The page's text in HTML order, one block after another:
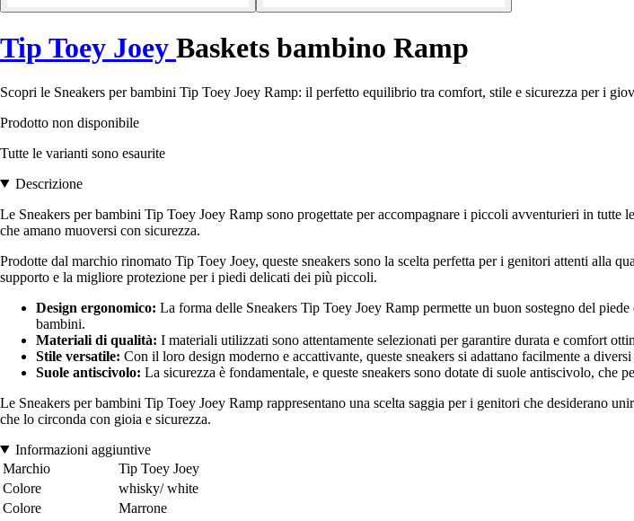
Tip Toey Joey Baskets bambino Ramp
Scopri le Sneakers per bambini Tip Toey Joey Ramp: il perfetto equilibrio tra comfort, stile e sicurezza per i
Prodotto non disponibile
Tutte le varianti sono esaurite
Descrizione
Le Sneakers per bambini Tip Toey Joey Ramp sono progettate per accompagnare i piccoli avventurieri in
che amano muoversi con sicurezza.
Prodotte dal marchio rinomato Tip Toey Joey, queste sneakers sono la scelta perfetta per i genitori attenti alla
supporto e la migliore protezione per i piedi delicati dei più piccoli.
Design ergonomico: La forma delle Sneakers Tip Toey Joey Ramp permette un buon sostegno del
bambini.
Materiali di qualità: I materiali utilizzati sono attentamente selezionati per garantire durata e comfort
Stile versatile: Con il loro design moderno e accattivante, queste sneakers si adattano facilmente a
Suole antiscivolo: La sicurezza è fondamentale, e queste sneakers sono dotate di suole antiscivolo,
Le Sneakers per bambini Tip Toey Joey Ramp rappresentano una scelta saggia per i genitori che desiderano
che lo circonda con gioia e sicurezza.
Informazioni aggiuntive
Marchio
Tip Toey Joey
Colore
whisky/ white
Colore
Marrone